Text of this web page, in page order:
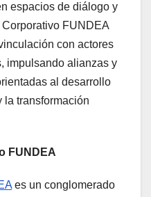
espacios de diálogo y
FUNDEA
con actores
impulsando alianzas y
al desarrollo
la transformación
FUNDEA
es un conglomerado